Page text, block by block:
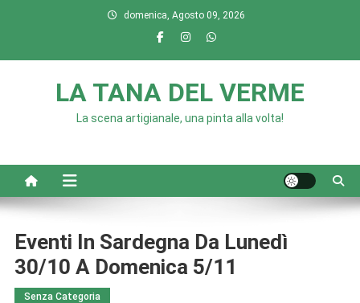
domenica, Agosto 09, 2026
LA TANA DEL VERME
La scena artigianale, una pinta alla volta!
Eventi In Sardegna Da Lunedì
30/10 A Domenica 5/11
Senza Categoria